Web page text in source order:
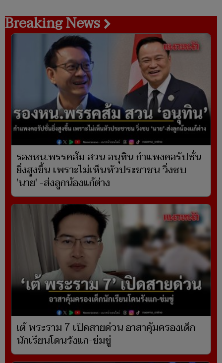
Breaking News
รองหน.พรรคส้ม สวน อนุทิน กำแพงคอรัปชั่น
ยิ่งสูงขึ้น เพราะไม่เห็นหัวประชาชน วิ่งซบ
'นาย' -ส่งลูกน้องแก้ต่าง
เต้ พระราม 7 เปิดสายด่วน อาสาคุ้มครองเด็ก
นักเรียนโดนรังแก-ข่มขู่